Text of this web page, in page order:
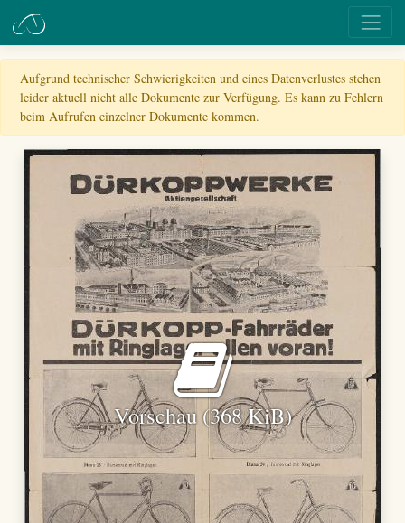
Aufgrund technischer Schwierigkeiten und eines Datenverlustes stehen
leider aktuell nicht alle Dokumente zur Verfügung. Es kann zu Fehlern
beim Aufrufen einzelner Dokumente kommen.
Vorschau (368 KiB)